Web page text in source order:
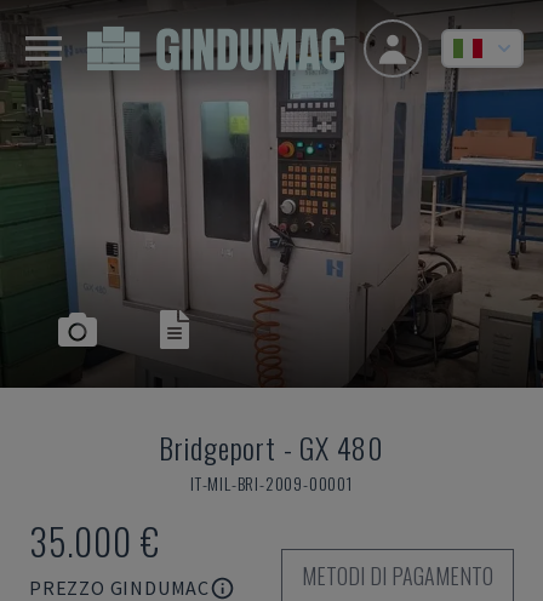
Bridgeport - GX 480
IT-MIL-BRI-2009-00001
35.000 €
PREZZO GINDUMAC
METODI DI PAGAMENTO